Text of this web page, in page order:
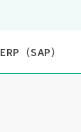
ERP（SAP）